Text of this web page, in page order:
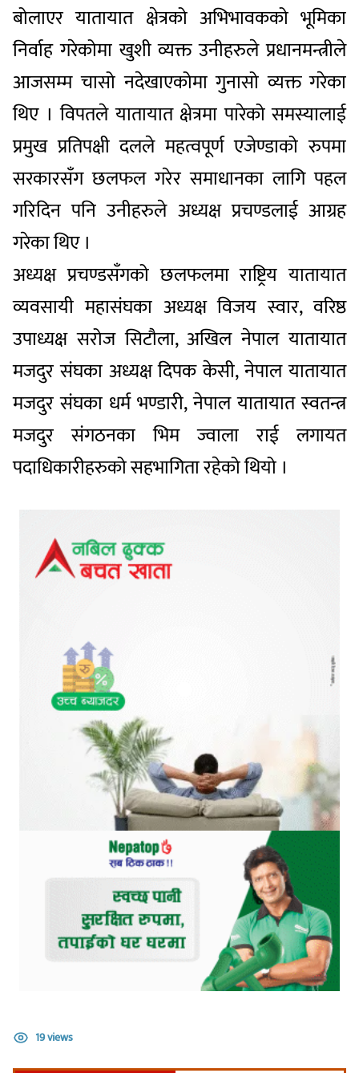
बोलाएर यातायात क्षेत्रको अभिभावकको भूमिका
निर्वाह गरेकोमा खुशी व्यक्त उनीहरुले प्रधानमन्त्रीले
आजसम्म चासो नदेखाएकोमा गुनासो व्यक्त गरेका
थिए । विपतले यातायात क्षेत्रमा पारेको समस्यालाई
प्रमुख प्रतिपक्षी दलले महत्वपूर्ण एजेण्डाको रुपमा
सरकारसँग छलफल गरेर समाधानका लागि पहल
गरिदिन पनि उनीहरुले अध्यक्ष प्रचण्डलाई आग्रह
गरेका थिए ।
अध्यक्ष प्रचण्डसँगको छलफलमा राष्ट्रिय यातायात
व्यवसायी महासंघका अध्यक्ष विजय स्वार, वरिष्ठ
उपाध्यक्ष सरोज सिटौला, अखिल नेपाल यातायात
मजदुर संघका अध्यक्ष दिपक केसी, नेपाल यातायात
मजदुर संघका धर्म भण्डारी, नेपाल यातायात स्वतन्त्र
मजदुर संगठनका भिम ज्वाला राई लगायत
पदाधिकारीहरुको सहभागिता रहेको थियो ।
19 views